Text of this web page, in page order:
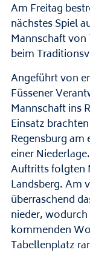
Am Freitag
nächstes Spiel
Mannschaft von
beim
Angeführt von
Füssener
Mannschaft ins
Einsatz
Regensburg am
einer
Auftritts folgten
Landsberg. Am
überraschend
nieder,
kommenden
Tabellenplatz